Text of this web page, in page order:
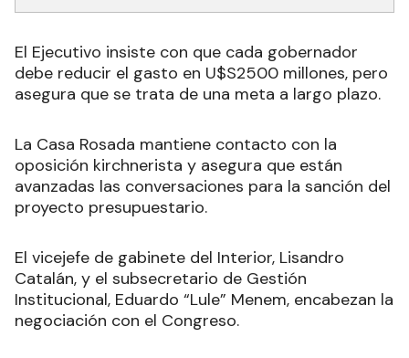
El Ejecutivo insiste con que cada gobernador
debe reducir el gasto en U$S2500 millones, pero
asegura que se trata de una meta a largo plazo.
La Casa Rosada mantiene contacto con la
oposición kirchnerista y asegura que están
avanzadas las conversaciones para la sanción del
proyecto presupuestario.
El vicejefe de gabinete del Interior, Lisandro
Catalán, y el subsecretario de Gestión
Institucional, Eduardo “Lule” Menem, encabezan la
negociación con el Congreso.